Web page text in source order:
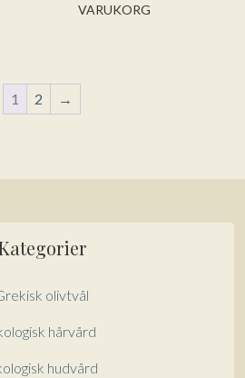
VARUKORG
1 2 →
olivtvål
hårvård
hudvård